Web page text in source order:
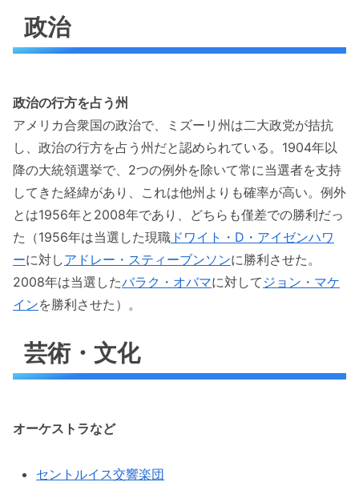
政治
政治の行方を占う州
アメリカ合衆国の政治で、ミズーリ州は二大政党が拮抗
し、政治の行方を占う州だと認められている。1904年以
降の大統領選挙で、2つの例外を除いて常に当選者を支持
してきた経緯があり、これは他州よりも確率が高い。例外
とは1956年と2008年であり、どちらも僅差での勝利だっ
た（1956年は当選した現職 ドワイト・D・アイゼンハワ
ーに対しアドレー・スティーブンソンに勝利させた。
2008年は当選したバラク・オバマに対して ジョン・マケ
インを勝利させた）。
芸術・文化
オーケストラなど
セントルイス交響楽団